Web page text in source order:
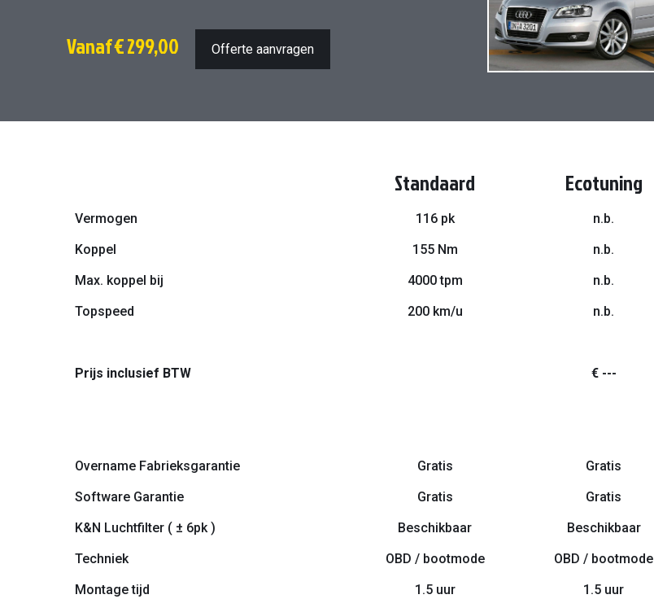
Vanaf€ 299,00 Offerte aanvragen
afbeeldingen-
gallerij
Standaard Ecotuning
Vermogen 116 pk n.b.
Koppel
155 Nm n.b.
Max. koppel bij
4000 tpm n.b.
Topspeed
200 km/u n.b.
Prijs inclusief BTW € ---
Overname Fabrieksgarantie Gratis Gratis
Software Garantie
Gratis Gratis
K&N Luchtfilter ( ± 6pk )
Beschikbaar Beschikbaar
Techniek
OBD / bootmode OBD / bootmode
Montage tijd
1.5 uur 1.5 uur